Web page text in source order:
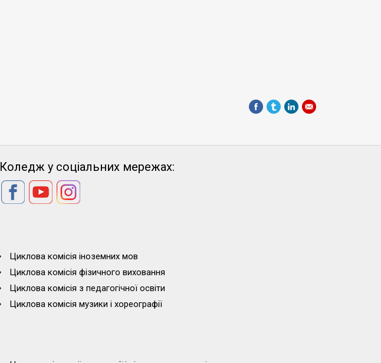
Коледж у соціальних мережах:
Циклова комісія іноземних мов
Циклова комісія фізичного виховання
Циклова комісія з педагогічної освіти
Циклова комісія музики і хореографії